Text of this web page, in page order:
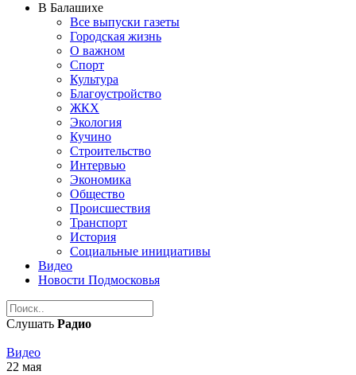
В Балашихе
Все выпуски газеты
Городская жизнь
О важном
Спорт
Культура
Благоустройство
ЖКХ
Экология
Кучино
Строительство
Интервью
Экономика
Общество
Происшествия
Транспорт
История
Социальные инициативы
Видео
Новости Подмосковья
Слушать Радио
Видео
22 мая